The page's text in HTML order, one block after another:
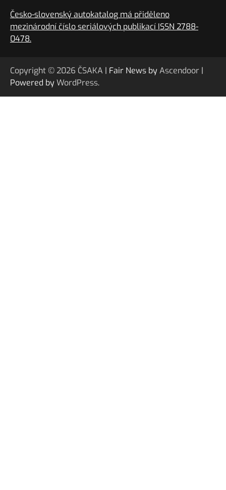
Česko-slovenský autokatalog má přiděleno
mezinárodní číslo seriálových publikací ISSN 2788-
0478.
Copyright © 2026 ČSAKA | Fair News byAscendoor |
Powered byWordPress.